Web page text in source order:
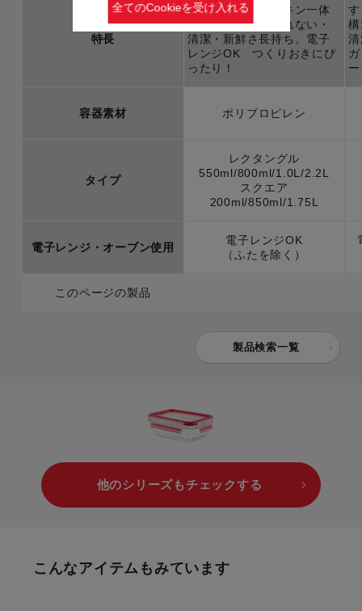
特長
すき間のないパッキン一体
構造のふたで、もれない・
清潔・新鮮さ長持ち。電子
レンジOK つくりおきにぴ
ったり！
容器素材 ポリプロピレン
タイプ
レクタングル
550ml/800ml/1.0L/2.2L
スクエア
200ml/850ml/1.75L
電子レンジ・オーブン使用
電子レンジOK
（ふたを除く）
このページの製品
製品検索一覧
他のシリーズもチェックする
こんなアイテムもみています
全てのCookieを受け入れる